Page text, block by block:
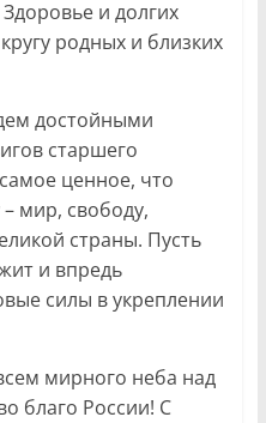
и долгих
родных и близких
достойными
старшего
ценное, что
мир, свободу,
страны. Пусть
и впредь
силы в укреплении
мирного неба над
благо России! С